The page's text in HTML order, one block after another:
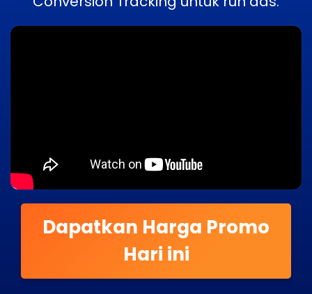
Dapatkan Harga Promo
Hari ini